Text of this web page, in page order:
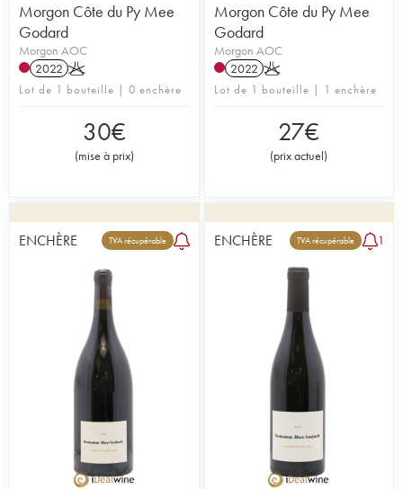
Morgon Côte du Py Mee
Godard
Morgon AOC
2022 K
Lot de 1 bouteille | 0 enchère
30€
(mise à prix)
Morgon Côte du Py Mee
Godard
Morgon AOC
2022 K
Lot de 1 bouteille | 1 enchère
27€
(prix actuel)
ENCHÈRE TVA récupérable ENCHÈRE TVA récupérable 1